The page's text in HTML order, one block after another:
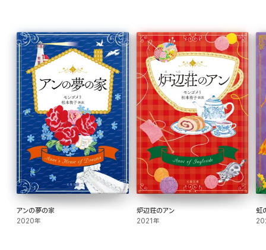
アンの夢の家
2020年
炉辺荘のアン
2021年
虹